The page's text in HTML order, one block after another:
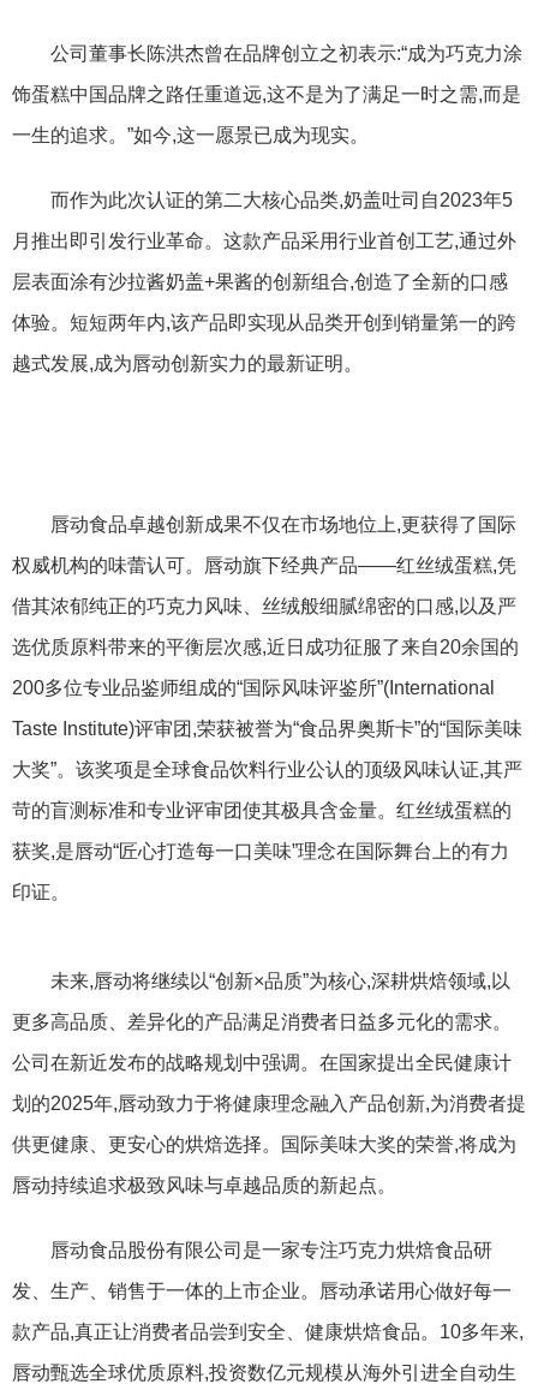
公司董事长陈洪杰曾在品牌创立之初表示:“成为巧克力涂
饰蛋糕中国品牌之路任重道远,这不是为了满足一时之需,而是
一生的追求。”如今,这一愿景已成为现实。
而作为此次认证的第二大核心品类,奶盖吐司自2023年5
月推出即引发行业革命。这款产品采用行业首创工艺,通过外
层表面涂有沙拉酱奶盖+果酱的创新组合,创造了全新的口感
体验。短短两年内,该产品即实现从品类开创到销量第一的跨
越式发展,成为唇动创新实力的最新证明。
唇动食品卓越创新成果不仅在市场地位上,更获得了国际
权威机构的味蕾认可。唇动旗下经典产品——红丝绒蛋糕,凭
借其浓郁纯正的巧克力风味、丝绒般细腻绵密的口感,以及严
选优质原料带来的平衡层次感,近日成功征服了来自20余国的
200多位专业品鉴师组成的“国际风味评鉴所”(International
Taste Institute)评审团,荣获被誉为“食品界奥斯卡”的“国际美味
大奖”。该奖项是全球食品饮料行业公认的顶级风味认证,其严
苛的盲测标准和专业评审团使其极具含金量。红丝绒蛋糕的
获奖,是唇动“匠心打造每一口美味”理念在国际舞台上的有力
印证。
未来,唇动将继续以“创新×品质”为核心,深耕烘焙领域,以
更多高品质、差异化的产品满足消费者日益多元化的需求。
公司在新近发布的战略规划中强调。在国家提出全民健康计
划的2025年,唇动致力于将健康理念融入产品创新,为消费者提
供更健康、更安心的烘焙选择。国际美味大奖的荣誉,将成为
唇动持续追求极致风味与卓越品质的新起点。
唇动食品股份有限公司是一家专注巧克力烘焙食品研
发、生产、销售于一体的上市企业。唇动承诺用心做好每一
款产品,真正让消费者品尝到安全、健康烘焙食品。10多年来,
唇动甄选全球优质原料,投资数亿元规模从海外引进全自动生